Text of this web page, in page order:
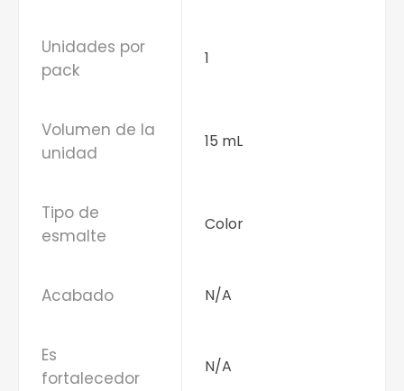
Unidades por
pack
1
Volumen de la
unidad
15 mL
Tipo de
esmalte
Color
Acabado N/A
Es
fortalecedor
N/A